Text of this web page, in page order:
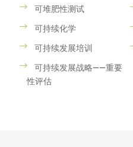
可堆肥性测试
可持续化学
可持续发展培训
可持续发展战略——重要
性评估